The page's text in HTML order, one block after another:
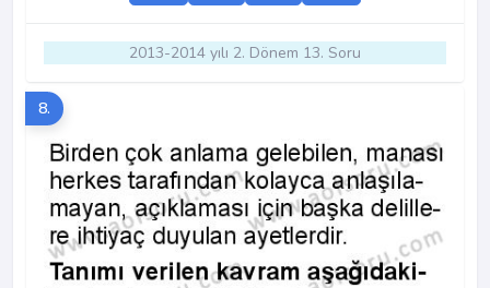
2013-2014 yılı 2. Dönem 13. Soru
8.